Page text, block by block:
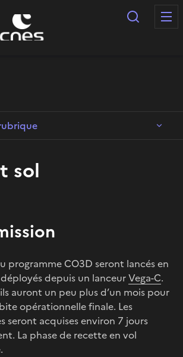
cookies
sol
programme CO3D seront lancés en
depuis un lanceurVega-C.
auront un peu plus d’un mois pour
opérationnelle finale. Les
seront acquises environ 7 jours
La phase de recette en vol